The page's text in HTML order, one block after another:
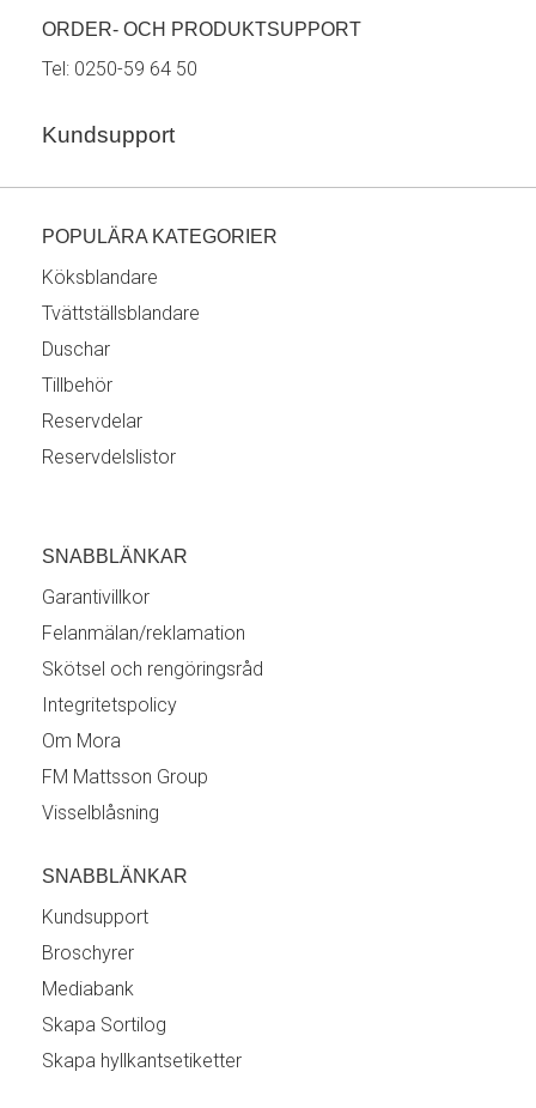
ORDER- OCH PRODUKTSUPPORT
Tel: 0250-59 64 50
Kundsupport
POPULÄRA KATEGORIER
Köksblandare
Tvättställsblandare
Duschar
Tillbehör
Reservdelar
Reservdelslistor
SNABBLÄNKAR
Garantivillkor
Felanmälan/reklamation
Skötsel och rengöringsråd
Integritetspolicy
Om Mora
FM Mattsson Group
Visselblåsning
SNABBLÄNKAR
Kundsupport
Broschyrer
Mediabank
Skapa Sortilog
Skapa hyllkantsetiketter